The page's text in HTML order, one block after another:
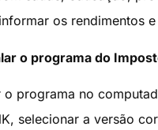
os rendimentos
o programa do
o programa no
selecionar a versão